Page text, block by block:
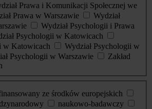
Prawa i Komunikacji Społecznej we
Prawa w Warszawie
Wydział
Wydział Psychologii i Prawa
Psychologii w Katowicach
w Katowicach
Wydział Psychologii w
Psychologii w Warszawie
Zakład
ze środków europejskich
naukowo-badawczy